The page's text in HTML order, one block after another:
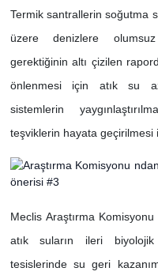
Termik santrallerin soğutma
üzere denizlere
gerektiğinin altı çizilen
önlenmesi için atık su
sistemlerin
teşviklerin hayata geçirilmesi
Meclis Araştırma
atık suların ileri
tesislerinde su geri